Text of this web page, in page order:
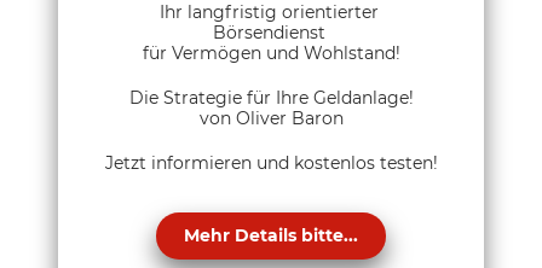
Ihr langfristig orientierter
Börsendienst
für Vermögen und Wohlstand!
Die Strategie für Ihre Geldanlage!
von Oliver Baron
Jetzt informieren und kostenlos testen!
Mehr Details bitte...